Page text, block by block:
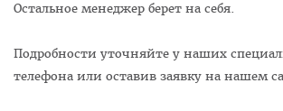
Остальное менеджер берет на себя.
Подробности уточняйте у наших
телефона или оставив заявку на нашем